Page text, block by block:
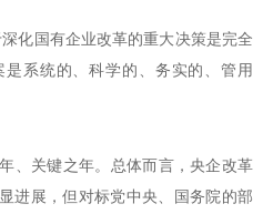
国有企业改革的重大决策是完全
系统的、科学的、务实的、管用
关键之年。总体而言，央企改革
进展，但对标党中央、国务院的部